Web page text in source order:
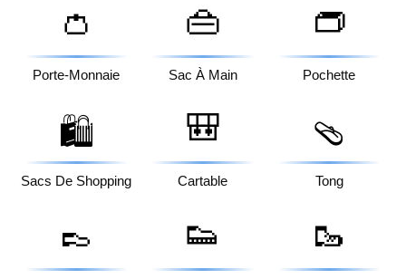
👛
Porte-Monnaie
👜
Sac À Main
👝
Pochette
🛍️
Sacs De Shopping
🎒
Cartable
🩴
Tong
👞 👟 🥾